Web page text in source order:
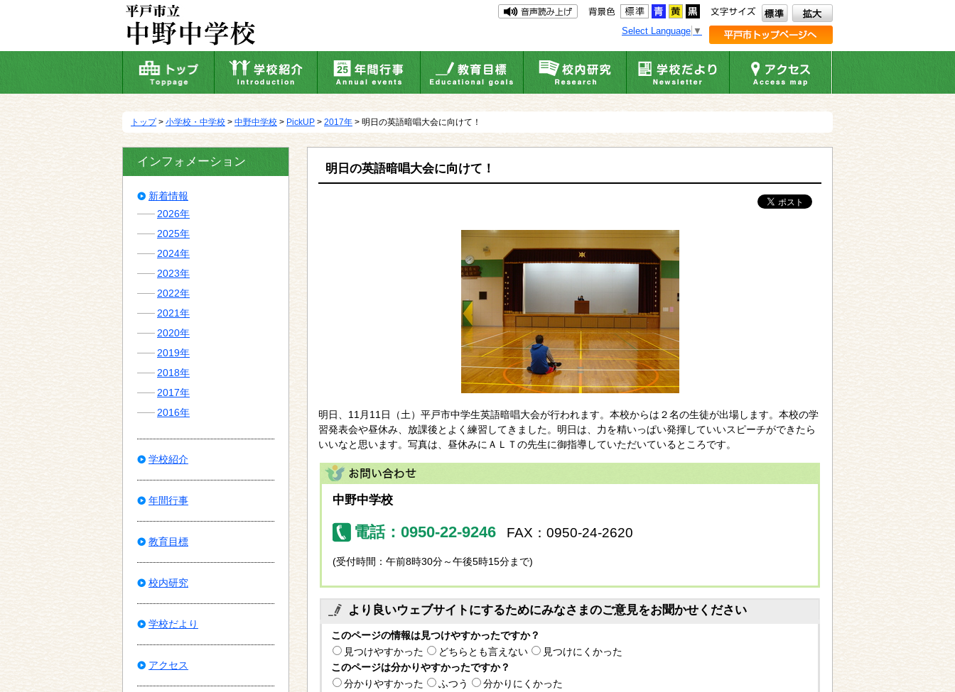
動
Select Language ▼
トップ> 小学校・中学校 > 中野中学校 > PickUP > 2017年 > 明日の英語暗唱大会に向けて！
明日の英語暗唱大会に向けて！
明日、11月11日（土）平戸市中学生英語暗唱大会が行われます。本校からは２名の生徒が出場します。本校の学
習発表会や昼休み、放課後とよく練習してきました。明日は、力を精いっぱい発揮していいスピーチができたら
いいなと思います。写真は、昼休みにＡＬＴの先生に御指導していただいているところです。
中野中学校
電話：0950-22-9246 FAX：0950-24-2620
(受付時間：午前8時30分～午後5時15分まで)
より良いウェブサイトにするためにみなさまのご意見をお聞かせください
このページの情報は見つけやすかったですか？
見つけやすかった
どちらとも言えない
見つけにくかった
このページは分かりやすかったですか？
分かりやすかった
ふつう
分かりにくかった
インフォメーション
新着情報
2026年
2025年
2024年
2023年
2022年
2021年
2020年
2019年
2018年
2017年
2016年
学校紹介
年間行事
教育目標
校内研究
学校だより
アクセス